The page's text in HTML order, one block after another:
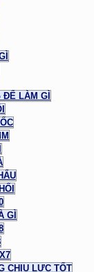
ĐỂ LÀM GÌ
GÌ
CHỊU LỰC TỐT